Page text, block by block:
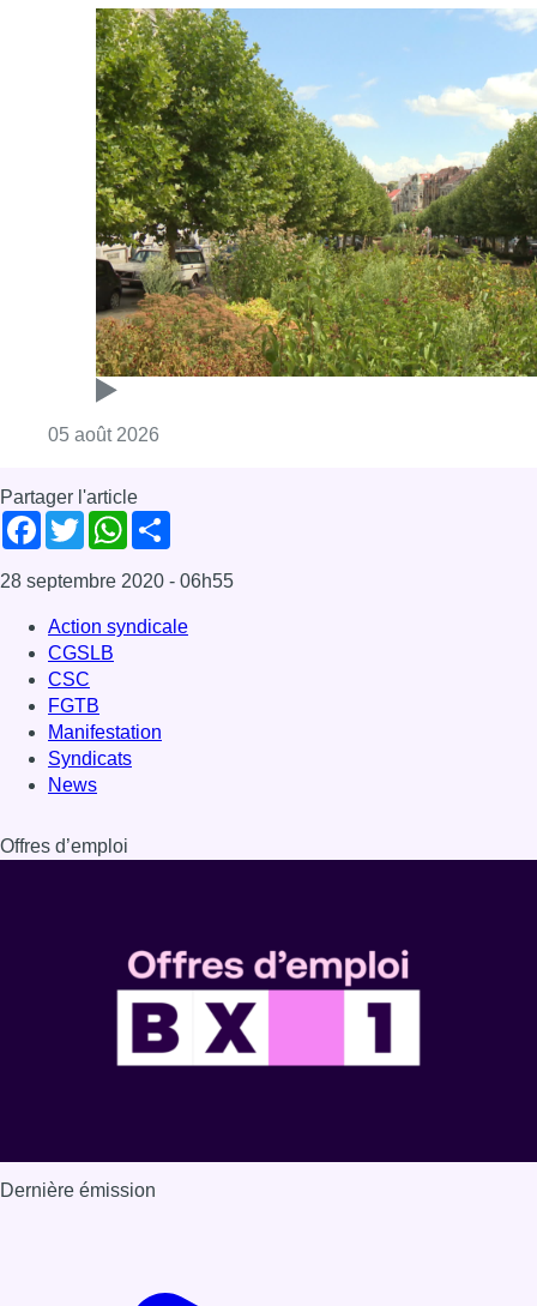
05 août 2026
Partager l'article
Facebook
TwitterWhatsApp
28 septembre 2020 - 06h55
Action syndicale
CGSLB
CSC
FGTB
Manifestation
Syndicats
News
Offres d’emploi
Dernière émission